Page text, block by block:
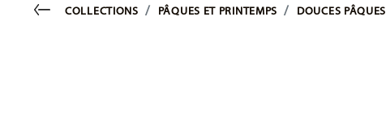
Go backCOLLECTIONS PÂQUES ET PRINTEMPS DOUCES PÂQUES